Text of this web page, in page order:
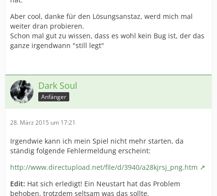
Aber cool, danke für den Lösungsanstaz, werd mich mal
weiter dran probieren.
Schon mal gut zu wissen, dass es wohl kein Bug ist, der das
ganze irgendwann "still legt"
Dark Soul
Anfänger
28. März 2015 um 17:21
Irgendwie kann ich mein Spiel nicht mehr starten, da
ständig folgende Fehlermeldung erscheint:
http://www.directupload.net/file/d/3940/a28kjrsj_png.htm
Edit: Hat sich erledigt! Ein Neustart hat das Problem
behoben, trotzdem seltsam was das sollte.